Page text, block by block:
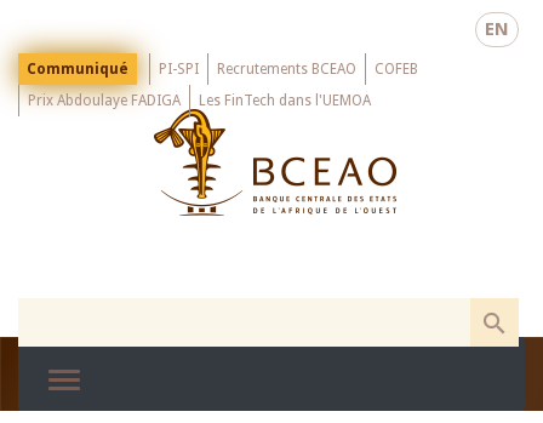
main
EN
Menu
Top
Communiqué PI-SPI Recrutements BCEAO
COFEB
Prix Abdoulaye FADIGA
Les FinTech dans l'UEMOA